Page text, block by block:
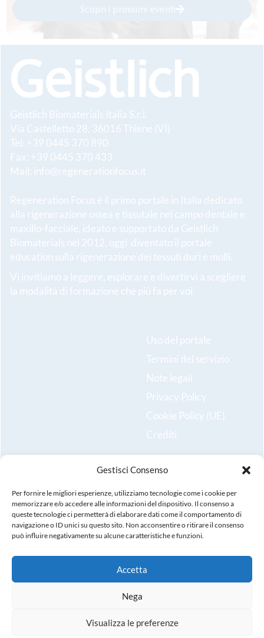
Gestisci Consenso
Per fornire le migliori esperienze, utilizziamo tecnologie come i cookie per
memorizzare e/o accedere alle informazioni del dispositivo. Il consenso a
queste tecnologie ci permetterà di elaborare dati come il comportamento di
navigazione o ID unici su questo sito. Non acconsentire o ritirare il consenso
può influire negativamente su alcune caratteristiche e funzioni.
Accetta
Nega
Visualizza le preferenze
Scopri i prossimi eventi
Geistlich Biomaterials Italia S.r.l.
Via Castelletto 28, 36016 Thiene (VI)
Tel: +39 0445 370 890
Fax: +39 0445 370 433
Mail: info@regenerationfocus.it
Regeneration Focus è il primo portale in Italia dedicato
alla rigenerazione ossea e tissutale nel campo dentale e
maxillo-facciale, ideato e supportato da Geistlich
Biomaterials nel 2012, oggi diventato il portale
education sulla rigenerazione dei tessuti duri e molli.
Vi invitiamo a leggere, esplorare e divertirvi a scegliere
la modalità di formazione che più fa per voi.
Uso del portale
Termini del servizio
Note legali
Privacy Policy
Cookie Policy (UE)
Crediti
Resta aggiornato sulle ultime novità e iscriviti alla nostra
newsletter!
Registrati
iscrizione registro imprese: 02971380247, REA: VI-
euro.